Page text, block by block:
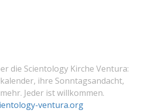
die Scientology Kirche Ventura:
ihre Sonntagsandacht,
Jeder ist willkommen.
ventura.org